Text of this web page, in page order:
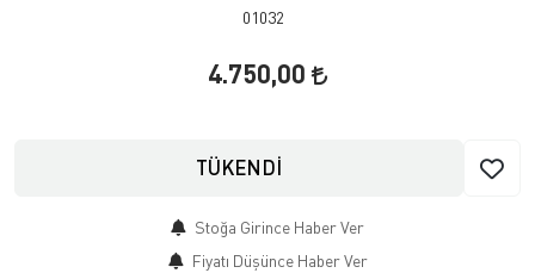
01032
4.750,00
TÜKENDİ
Stoğa Girince Haber Ver
Fiyatı Düşünce Haber Ver